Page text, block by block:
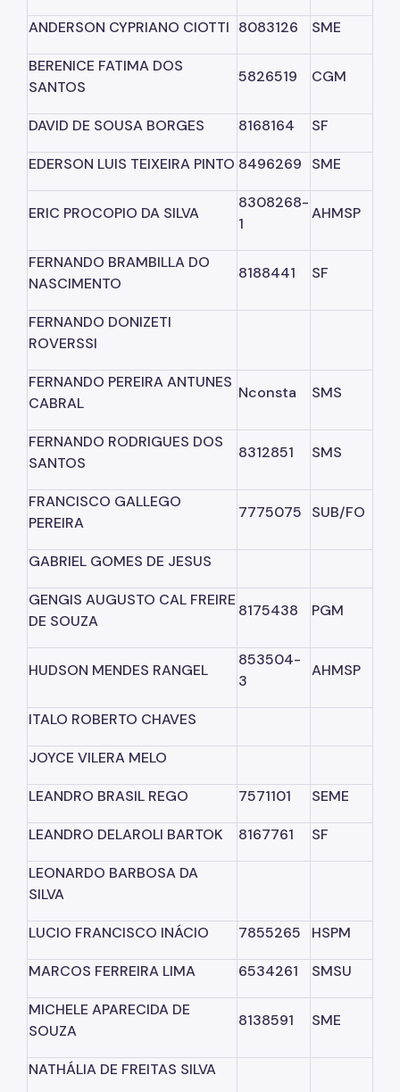
ANDERSON CYPRIANO CIOTTI 8083126 SME
BERENICE FATIMA DOS
SANTOS
5826519 CGM
DAVID DE SOUSA BORGES 8168164 SF
EDERSON LUIS TEIXEIRA PINTO 8496269 SME
ERIC PROCOPIO DA SILVA
8308268-
1
AHMSP
FERNANDO BRAMBILLA DO
NASCIMENTO
8188441 SF
FERNANDO DONIZETI
ROVERSSI
FERNANDO PEREIRA ANTUNES
CABRAL
Nconsta SMS
FERNANDO RODRIGUES DOS
SANTOS
8312851 SMS
FRANCISCO GALLEGO
PEREIRA
7775075 SUB/FO
GABRIEL GOMES DE JESUS
GENGIS AUGUSTO CAL FREIRE
DE SOUZA
8175438 PGM
HUDSON MENDES RANGEL
853504-
3
AHMSP
ITALO ROBERTO CHAVES
JOYCE VILERA MELO
LEANDRO BRASIL REGO 7571101 SEME
LEANDRO DELAROLI BARTOK 8167761 SF
LEONARDO BARBOSA DA
SILVA
LUCIO FRANCISCO INÁCIO 7855265 HSPM
MARCOS FERREIRA LIMA 6534261 SMSU
MICHELE APARECIDA DE
SOUZA
8138591 SME
NATHÁLIA DE FREITAS SILVA